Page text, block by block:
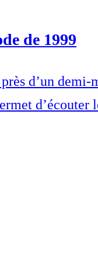
de 1999
d’un
d’écouter